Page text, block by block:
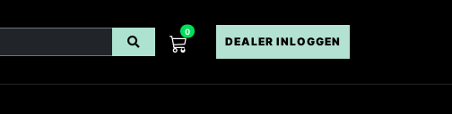
0
DEALER INLOGGEN